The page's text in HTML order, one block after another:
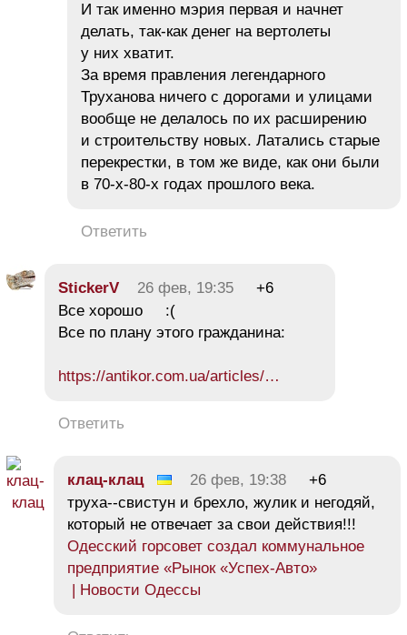
И так именно мэрия первая и начнет
делать, так-как денег на вертолеты
у них хватит.
За время правления легендарного
Труханова ничего с дорогами и улицами
вообще не делалось по их расширению
и строительству новых. Латались старые
перекрестки, в том же виде, как они были
в 70-х-80-х годах прошлого века.
Ответить
StickerV 26 фев, 19:35
+6
Все хорошо :(
Все по плану этого гражданина:
https://antikor.com.ua/articles/…
Ответить
клац-клац 26 фев, 19:38
+6
труха--свистун и брехло, жулик и негодяй,
который не отвечает за свои действия!!!
Одесский горсовет создал коммунальное
предприятие «Рынок «Успех-Авто»
| Новости Одессы